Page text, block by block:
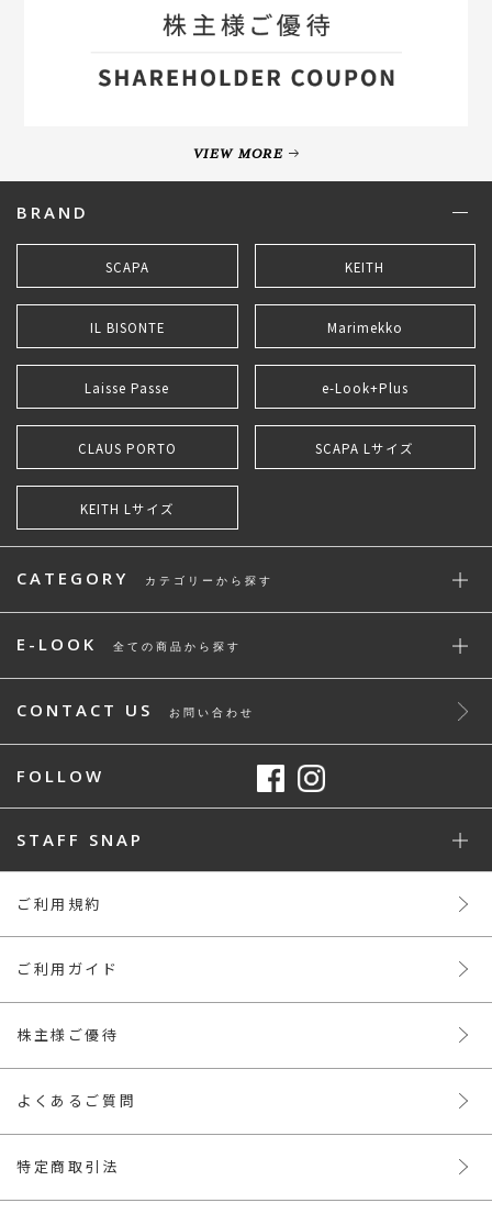
VIEW MORE
BRAND
SCAPA KEITH
IL BISONTE Marimekko
Laisse Passe e-Look+Plus
CLAUS PORTO SCAPA Lサイズ
KEITH Lサイズ
CATEGORY カテゴリーから探す
E-LOOK 全ての商品から探す
CONTACT US お問い合わせ
FOLLOW
STAFF SNAP
ご利用規約
ご利用ガイド
株主様ご優待
よくあるご質問
特定商取引法